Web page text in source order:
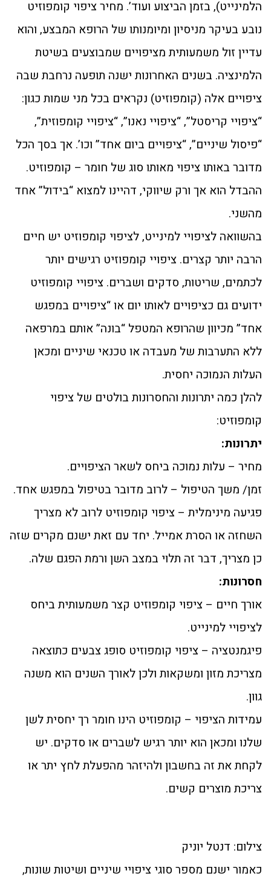
הלמינייט), בזמן הביצוע ועוד’. מחיר ציפוי קומפוזיט
נובע בעיקר מניסיון ומיומנותו של הרופא המבצע, והוא
עדיין זול משמעותית מציפויים שמבוצעים בשיטת
הלמינציה. בשנים האחרונות ישנה תופעה נרחבת שבה
ציפויים אלה (קומפוזיט) נקראים בכל מני שמות כגון:
“ציפויי קריסטל”, “ציפויי נאנו”, “ציפויי קומפוזית”,
“פיסול שיניים”, “ציפויים ביום אחד” וכו’. אך בסך הכל
מדובר באותו ציפוי מאותו סוג של חומר – קומפוזיט.
ההבדל הוא אך ורק שיווקי, דהיינו למצוא “בידול” אחד
מהשני.
בהשוואה לציפויי למינייט, לציפוי קומפוזיט יש חיים
הרבה יותר קצרים. ציפויי קומפוזיט רגישים יותר
לכתמים, שריטות, סדקים ושברים. ציפויי קומפוזיט
ידועים גם כציפויים לאותו יום או “ציפויים במפגש
אחד” מכיוון שהרופא המטפל “בונה” אותם במרפאה
ללא התערבות של מעבדה או טכנאי שיניים ומכאן
העלות הנמוכה יחסית.
להלן כמה יתרונות והחסרונות בולטים של ציפוי
קומפוזיט:
יתרונות:
מחיר – עלות נמוכה ביחס לשאר הציפויים.
זמן/ משך הטיפול – לרוב מדובר בטיפול במפגש אחד.
פגיעה מינימלית – ציפוי קומפוזיט לרוב לא מצריך
השחזה או הסרת אמייל. יחד עם זאת ישנם מקרים שזה
כן מצריך, דבר זה תלוי במצב השן ורמת הפגם שלה.
חסרונות:
אורך חיים – ציפוי קומפוזיט קצר משמעותית ביחס
לציפויי למינייט.
פיגמנטציה – ציפוי קומפוזיט סופג צבעים כתוצאה
מצריכת מזון ומשקאות ולכן לאורך השנים הוא משנה
גוון.
עמידות הציפוי – קומפוזיט הינו חומר רך יחסית לשן
שלנו ומכאן הוא יותר רגיש לשברים או סדקים. יש
לקחת את זה בחשבון ולהיזהר מהפעלת לחץ יתר או
צריכת מוצרים קשים.
צילום: דנטל יוניק
כאמור ישנם מספר סוגי ציפויי שיניים ושיטות שונות,